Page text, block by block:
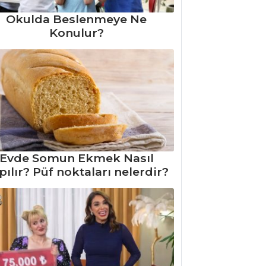
Okulda Beslenmeye Ne
Konulur?
Somun Ekmek Nasıl
Püf noktaları nelerdir?